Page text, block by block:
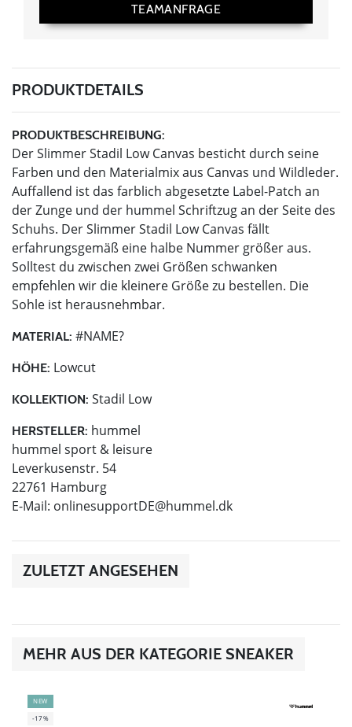
TEAMANFRAGE
PRODUKTDETAILS
PRODUKTBESCHREIBUNG:
Der Slimmer Stadil Low Canvas besticht durch seine
Farben und den Materialmix aus Canvas und Wildleder.
Auffallend ist das farblich abgesetzte Label-Patch an
der Zunge und der hummel Schriftzug an der Seite des
Schuhs. Der Slimmer Stadil Low Canvas fällt
erfahrungsgemäß eine halbe Nummer größer aus.
Solltest du zwischen zwei Größen schwanken
empfehlen wir die kleinere Größe zu bestellen. Die
Sohle ist herausnehmbar.
MATERIAL: #NAME?
HÖHE: Lowcut
KOLLEKTION: Stadil Low
HERSTELLER: hummel
hummel sport & leisure
Leverkusenstr. 54
22761 Hamburg
E-Mail: onlinesupportDE@hummel.dk
ZULETZT ANGESEHEN
MEHR AUS DER KATEGORIE SNEAKER
NEW
-17%